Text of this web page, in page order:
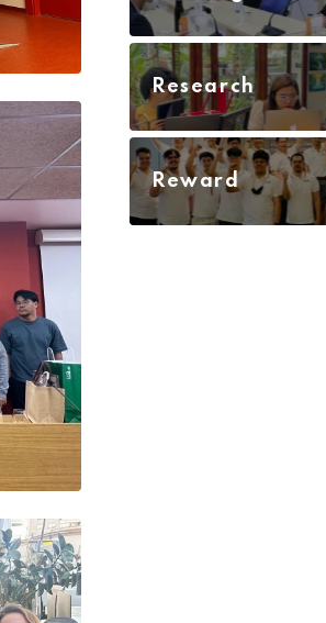
Research
Reward